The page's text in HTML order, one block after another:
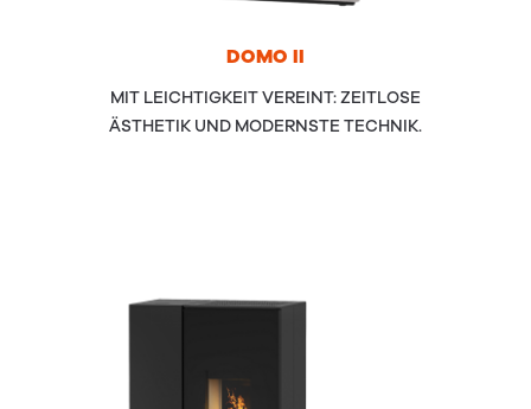
DOMO II
MIT LEICHTIGKEIT VEREINT: ZEITLOSE
ÄSTHETIK UND MODERNSTE TECHNIK.